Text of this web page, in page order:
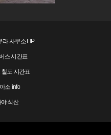
라 사무소 HP
스 시간표
도 시간표
소 info
식산